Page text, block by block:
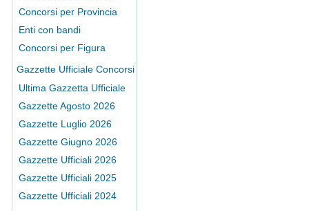
Concorsi per Provincia
Enti con bandi
Concorsi per Figura
Gazzette Ufficiale Concorsi
Ultima Gazzetta Ufficiale
Gazzette Agosto 2026
Gazzette Luglio 2026
Gazzette Giugno 2026
Gazzette Ufficiali 2026
Gazzette Ufficiali 2025
Gazzette Ufficiali 2024